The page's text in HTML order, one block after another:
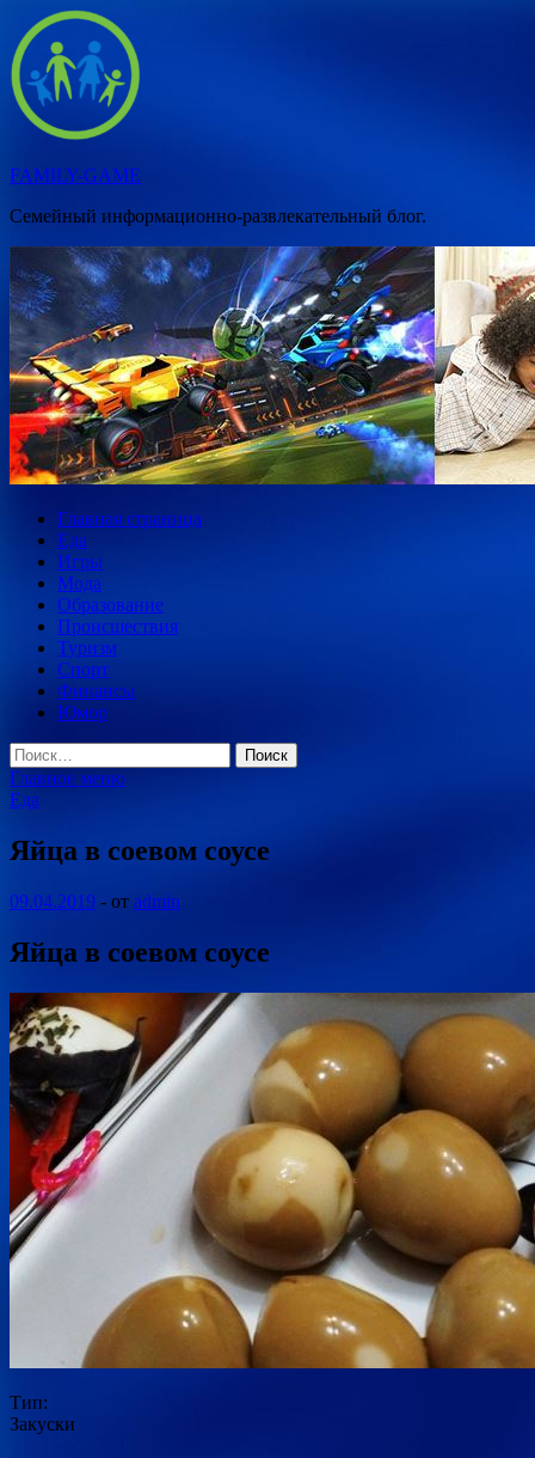
Перейти
содержимому
FAMILY-GAME
Семейный информационно-развлекательный блог.
Главная страница
Еда
Игры
Мода
Образование
Происшествия
Туризм
Спорт
Финансы
Юмор
Найти:
Главное меню
Еда
Яйца в соевом соусе
09.04.2019 - от admin
Яйца в соевом соусе
Тип:
Закуски